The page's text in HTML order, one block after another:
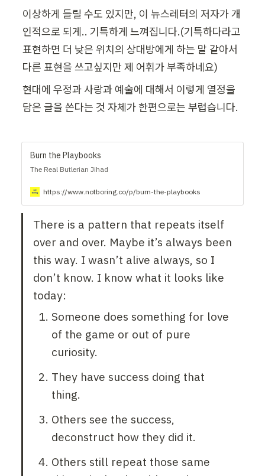
이상하게 들릴 수도 있지만, 이 뉴스레터의 저자가 개
인적으로 되게.. 기특하게 느껴집니다.(기특하다라고
표현하면 더 낮은 위치의 상대방에게 하는 말 같아서
다른 표현을 쓰고싶지만 제 어휘가 부족하네요)
현대에 우정과 사랑과 예술에 대해서 이렇게 열정을
담은 글을 쓴다는 것 자체가 한편으로는 부럽습니다.
Burn the Playbooks
The Real Butlerian Jihad
https://www.notboring.co/p/burn-the-playbooks
There is a pattern that repeats itself
over and over. Maybe it’s always been
this way. I wasn’t alive always, so I
don’t know. I know what it looks like
today:
Someone does something for love
of the game or out of pure
curiosity.
They have success doing that
thing.
Others see the success,
deconstruct how they did it.
Others still repeat those same